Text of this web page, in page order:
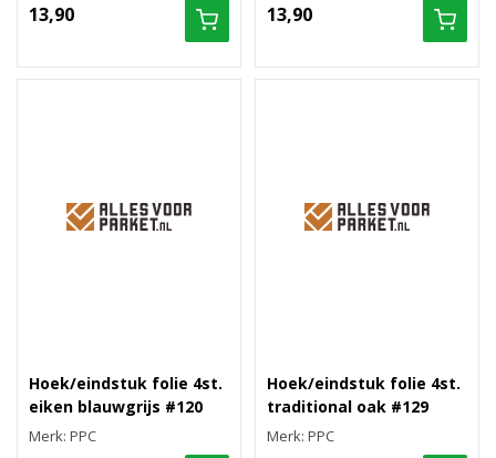
13,90 13,90
Hoek/eindstuk folie 4st.
eiken blauwgrijs #120
Merk: PPC
Hoek/eindstuk folie 4st.
traditional oak #129
Merk: PPC